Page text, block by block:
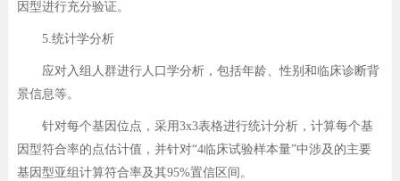
因型进行充分验证。
5.统计学分析
应对入组人群进行人口学分析，包括年龄、性别和临床诊断背
景信息等。
针对每个基因位点，采用3x3表格进行统计分析，计算每个基
因型符合率的点估计值，并针对“4临床试验样本量”中涉及的主要
基因型亚组计算符合率及其95%置信区间。